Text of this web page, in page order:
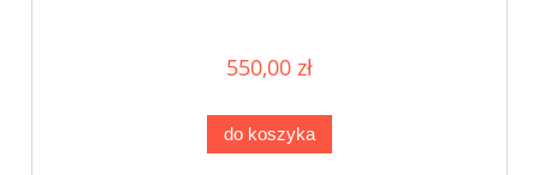
550,00 zł
do koszyka